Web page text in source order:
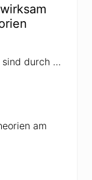
sind durch …
am